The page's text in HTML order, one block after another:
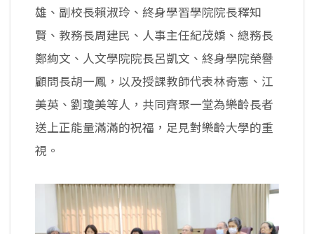
雄、副校長賴淑玲、終身學習學院院長釋知
賢、教務長周建民、人事主任紀茂嬌、總務長
鄭絢文、人文學院院長呂凱文、終身學院榮譽
顧問長胡一鳳，以及授課教師代表林奇憲、江
美英、劉瓊美等人，共同齊聚一堂為樂齡長者
送上正能量滿滿的祝福，足見對樂齡大學的重
視。